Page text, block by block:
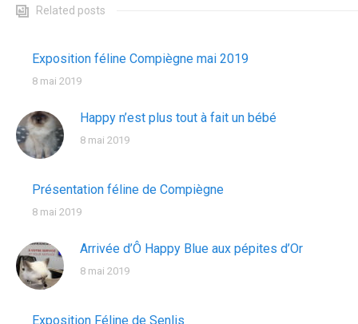
Related posts
Exposition féline Compiègne mai 2019
8 mai 2019
Happy n’est plus tout à fait un bébé
8 mai 2019
Présentation féline de Compiègne
8 mai 2019
Arrivée d’Ô Happy Blue aux pépites d’Or
8 mai 2019
Exposition Féline de Senlis